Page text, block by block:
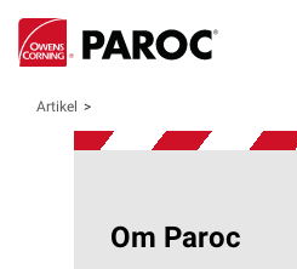
Artikel
Om Paroc